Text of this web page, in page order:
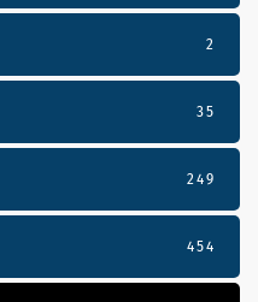
2
35
249
454